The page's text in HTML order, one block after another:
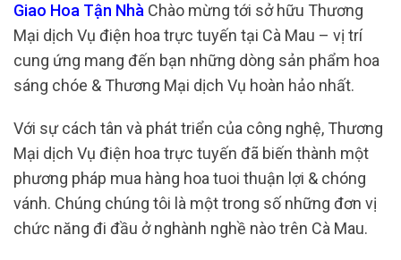
Giao Hoa Tận Nhà Chào mừng tới sở hữu Thương
Mại dịch Vụ điện hoa trực tuyến tại Cà Mau – vị trí
cung ứng mang đến bạn những dòng sản phẩm hoa
sáng chóe & Thương Mại dịch Vụ hoàn hảo nhất.
Với sự cách tân và phát triển của công nghệ, Thương
Mại dịch Vụ điện hoa trực tuyến đã biến thành một
phương pháp mua hàng hoa tuoi thuận lợi & chóng
vánh. Chúng chúng tôi là một trong số những đơn vị
chức năng đi đầu ở nghành nghề nào trên Cà Mau.